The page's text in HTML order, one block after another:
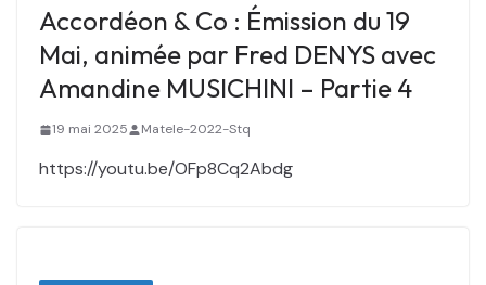
Accordéon & Co : Émission du 19
Mai, animée par Fred DENYS avec
Amandine MUSICHINI – Partie 4
19 mai 2025 Matele-2022-Stq
https://youtu.be/OFp8Cq2Abdg